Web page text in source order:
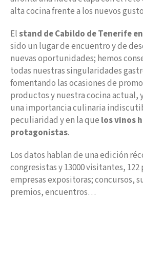
alta cocina frente a los nuevos
Elstand de Cabildo de Tenerife
sido un lugar de encuentro y de
nuevas oportunidades; hemos
todas nuestras singularidades
fomentando las ocasiones de
productos y nuestra cocina actual,
una importancia culinaria
peculiaridad y en la que los vinos
protagonistas.
Los datos hablan de una edición
congresistas y 13000 visitantes, 122
empresas expositoras; concursos,
premios, encuentros…